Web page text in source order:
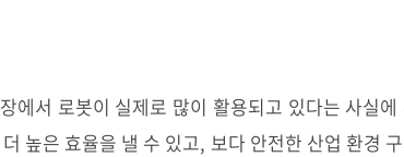
에서 로봇이 실제로 많이 활용되고 있다는 사실에
높은 효율을 낼 수 있고, 보다 안전한 산업 환경